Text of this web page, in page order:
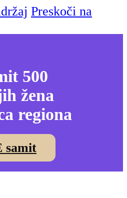
Preskoči na
500
žena
regiona
samit